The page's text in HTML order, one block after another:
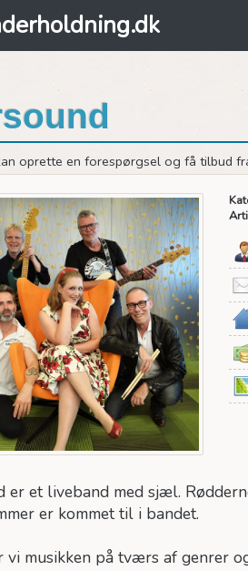
oprette en forespørgsel og få tilbud
er et liveband med sjæl.
er kommet til i bandet.
vi musikken på tværs af genrer